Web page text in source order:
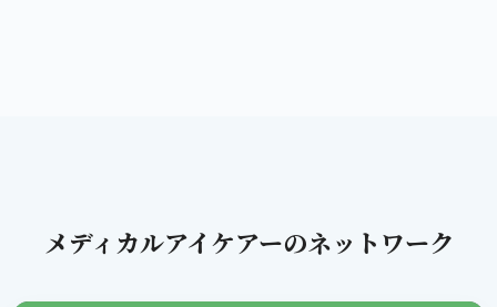
メディカルアイケアーのネットワーク